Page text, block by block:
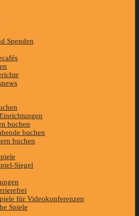
Spenden
buchen
buchen
buchen
Siegel
für Videokonferenzen
Spiele